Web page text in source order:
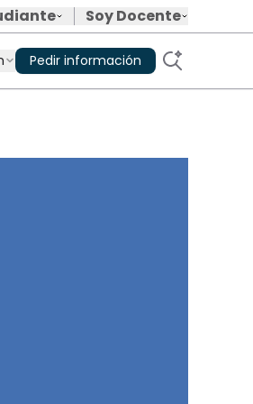
Soy Docente
Equipo de rockstars
Pedir información